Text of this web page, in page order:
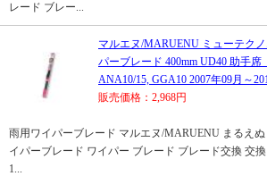
レード ブレー...
マルエヌ/MARUENU ミューテク
パーブレード 400mm UD40 助手
ANA10/15, GGA10 2007年09月～
販売価格：2,968円
雨用ワイパーブレード マルエヌ/MARUENU まるえぬ
イパーブレード ワイパー ブレード ブレード交換 交
1...